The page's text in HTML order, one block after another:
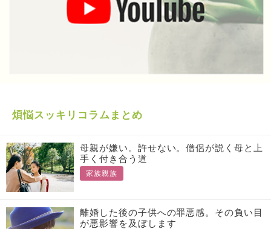
煩悩スッキリコラムまとめ
母親が嫌い。許せない。僧侶が説く母と上
手く付き合う道
家族親族
離婚した後の子供への罪悪感。その負い目
が悪影響を及ぼします